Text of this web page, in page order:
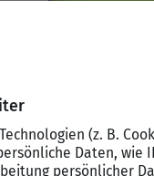
im Netz zu